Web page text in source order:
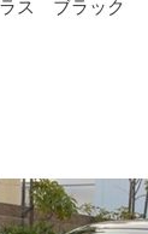
ス ブラック